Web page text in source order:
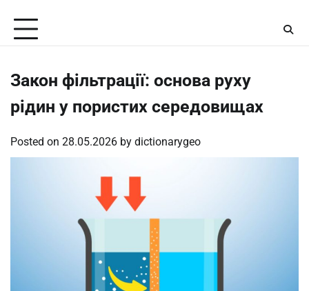
content
Закон фільтрації: основа руху
рідин у пористих середовищах
Posted on 28.05.2026 by dictionarygeo